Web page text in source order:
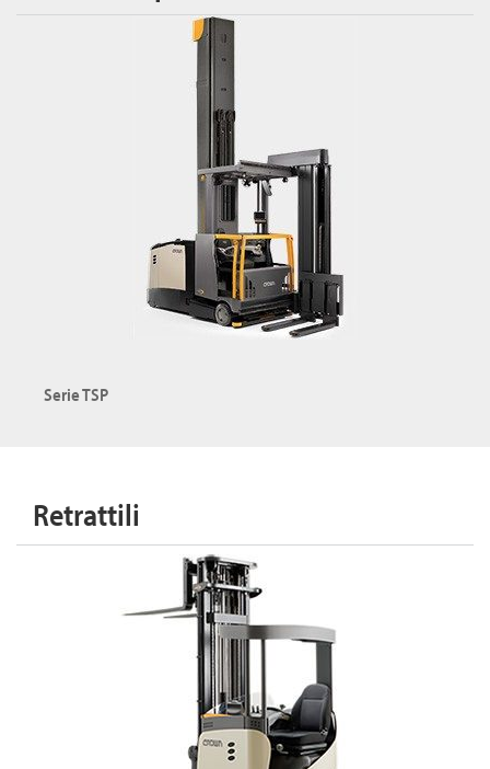
Esplora la serie C-G
Serie TSP
Retrattili